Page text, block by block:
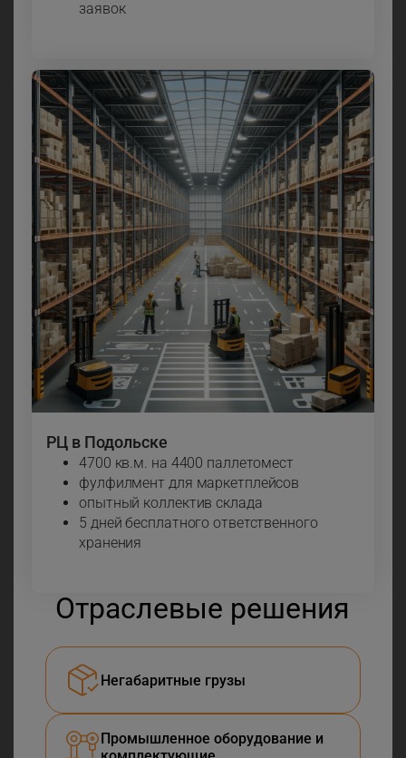
заявок
РЦ в Подольске
4700 кв.м. на 4400 паллетомест
фулфилмент для маркетплейсов
опытный коллектив склада
5 дней бесплатного ответственного
хранения
Отраслевые решения
Негабаритные грузы
Промышленное оборудование и